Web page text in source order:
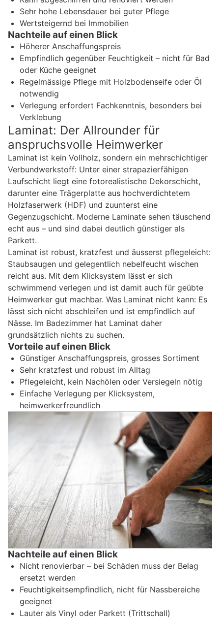
Sehr hohe Lebensdauer bei guter Pflege
Wertsteigernd bei Immobilien
Nachteile auf einen Blick
Höherer Anschaffungspreis
Empfindlich gegenüber Feuchtigkeit – nicht für Bad
oder Küche geeignet
Regelmässige Pflege mit Holzbodenseife oder Öl
notwendig
Verlegung erfordert Fachkenntnis, besonders bei
Verklebung
Laminat: Der Allrounder für
anspruchsvolle Heimwerker
Laminat ist kein Vollholz, sondern ein mehrschichtiger
Verbundwerkstoff: Unter einer strapazierfähigen
Laufschicht liegt eine fotorealistische Dekorschicht,
darunter eine Trägerplatte aus hochverdichtetem
Holzfaserwerk (HDF) und zuunterst eine
Gegenzugschicht. Moderne Laminate sehen täuschend
echt aus – und sind dabei deutlich günstiger als
Parkett.
Laminat ist robust, kratzfest und äusserst pflegeleicht:
Staubsaugen und gelegentlich nebelfeucht wischen
reicht aus. Mit dem Klicksystem lässt er sich
schwimmend verlegen und ist damit auch für geübte
Heimwerker gut machbar. Was Laminat nicht kann: Es
lässt sich nicht abschleifen und ist empfindlich auf
Nässe. Im Badezimmer hat Laminat daher
grundsätzlich nichts zu suchen.
Vorteile auf einen Blick
Günstiger Anschaffungspreis, grosses Sortiment
Sehr kratzfest und robust im Alltag
Pflegeleicht, kein Nachölen oder Versiegeln nötig
Einfache Verlegung per Klicksystem,
heimwerkerfreundlich
Nachteile auf einen Blick
Nicht renovierbar – bei Schäden muss der Belag
ersetzt werden
Feuchtigkeitsempfindlich, nicht für Nassbereiche
geeignet
Lauter als Vinyl oder Parkett (Trittschall)